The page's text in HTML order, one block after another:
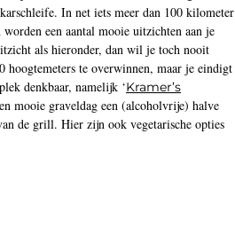
In net iets meer dan 100 kilometer
een aantal mooie uitzichten aan je
als hieronder, dan wil je toch nooit
hoogtemeters te overwinnen, maar je eindigt
denkbaar, namelijk ‘Kramer’s
mooie graveldag een (alcoholvrije) halve
de grill. Hier zijn ook vegetarische opties